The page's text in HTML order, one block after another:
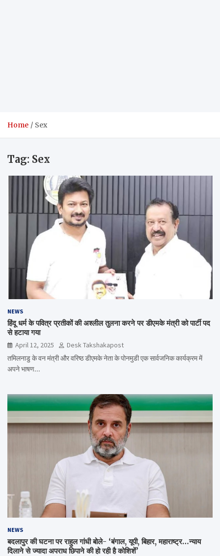
Home Sex
Tag: Sex
NEWS
हिंदू धर्म के पवित्र प्रतीकों की अश्लील तुलना करने पर डीएमके मंत्री को पार्टी पद
से हटाया गया
April 12, 2025
Desk Takshakapost
तमिलनाडु के वन मंत्री और वरिष्ठ डीएमके नेता के पोनमुडी एक सार्वजनिक कार्यक्रम में
अपने भाषण…
NEWS
बदलापुर की घटना पर राहुल गांधी बोले- ‘बंगाल, यूपी, बिहार, महाराष्ट्र…न्याय
दिलाने से ज्यादा अपराध छिपाने की हो रही है कोशिशें’